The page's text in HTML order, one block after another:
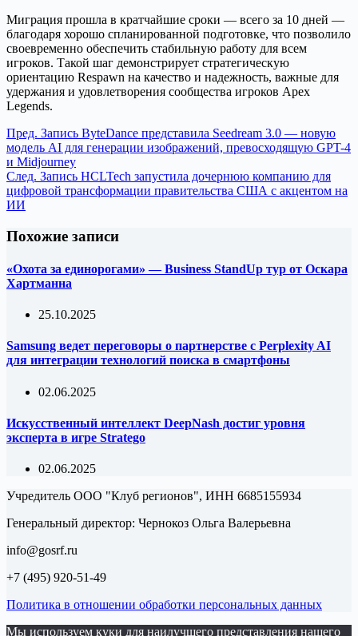
Миграция прошла в кратчайшие сроки — всего за 10 дней —
благодаря хорошо спланированной подготовке, что позволило
своевременно обеспечить стабильную работу для всем
игроков. Такой шаг демонстрирует стратегическую
ориентацию Respawn на качество и надежность, важные для
удержания и удовлетворения сообщества игроков Apex
Legends.
Пред. Запись ByteDance представила Seedream 3.0 — новую
модель AI для генерации изображений, превосходящую GPT-4
и Midjourney
След. Запись HCLTech запустила дочернюю компанию для
цифровой трансформации правительства США с акцентом на
ИИ
Похожие записи
«Охота за единорогами» — Business StandUp тур от Оскара
Хартманна
25.10.2025
Samsung ведет переговоры о партнерстве с Perplexity AI
для интеграции технологий поиска в смартфоны
02.06.2025
Искусственный интеллект DeepNash достиг уровня
эксперта в игре Stratego
02.06.2025
Учредитель ООО "Клуб регионов", ИНН 6685155934
Генеральный директор: Чернокоз Ольга Валерьевна
info@gosrf.ru
+7 (495) 920-51-49
Политика в отношении обработки персональных данных
Мы используем куки для наилучшего представления нашего